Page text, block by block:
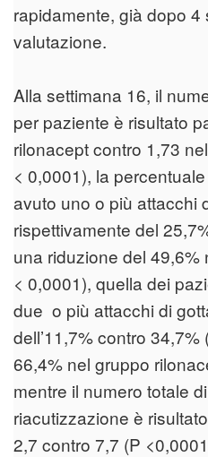
rapidamente, già dopo 4
valutazione.
Alla settimana 16, il
per paziente è risultato
rilonacept contro 1,73
< 0,0001), la
avuto uno o più attacchi
rispettivamente del
una riduzione del 49,6%
< 0,0001), quella dei
due o più attacchi di
dell’11,7% contro
66,4% nel gruppo
mentre il numero totale
riacutizzazione è
2,7 contro 7,7 (P